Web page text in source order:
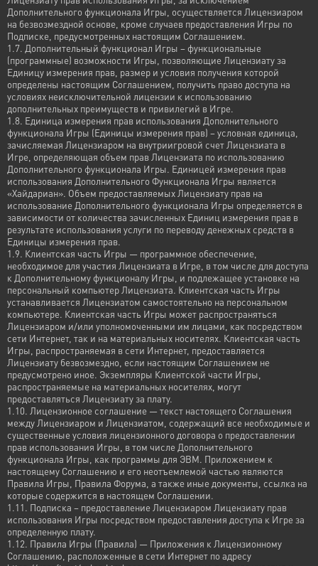
Дополнительного функционала Игры, осуществляется Лицензиаром
на безвозмездной основе, кроме случаев предоставления Игры по
Подписке, предусмотренных настоящим Соглашением.
1.7. Дополнительный функционал Игры – функциональные
(программные) возможности Игры, позволяющие Лицензиату за
Единицу измерения прав, размер и условия получения которой
определены настоящим Соглашением, получить право доступа на
условиях неисключительной лицензии к использованию
дополнительных преимуществ и привилегий в Игре.
1.8. Единица измерения прав использования Дополнительного
функционала Игры (Единицы измерения прав) – условная единица,
зачисляемая Лицензиаром на внутриигровой счет Лицензиата в
Игре, определяющая объем прав Лицензиата по использованию
Дополнительного функционала Игры. Единицей измерения прав
использования Дополнительного Функционала Игры является
«Хайдариан». Объем предоставляемых Лицензиату прав на
использование Дополнительного функционала Игры определяется в
зависимости от количества зачисленных Единиц измерения прав в
результате использования услуги по переводу денежных средств в
Единицы измерения прав.
1.9. Клиентская часть Игры — программное обеспечение,
необходимое для участия Лицензиата в Игре, в том числе для доступа
к Дополнительному функционалу Игры, и подлежащее установке на
персональный компьютер Лицензиата. Клиентская часть Игры
устанавливается Лицензиатом самостоятельно на персональном
компьютере. Клиентская часть Игры может распространяться
Лицензиаром и/или уполномоченными им лицами, как посредством
сети Интернет, так и на материальных носителях. Клиентская часть
Игры, распространяемая в сети Интернет, предоставляется
Лицензиату безвозмездно, если настоящим Соглашением не
предусмотрено иное. Экземпляры Клиентской части Игры,
распространяемые на материальных носителях, могут
предоставляться Лицензиату за плату.
1.10. Лицензионное соглашение — текст настоящего Соглашения
между Лицензиаром и Лицензиатом, содержащий все необходимые и
существенные условия лицензионного договора о предоставлении
прав использования Игры, в том числе Дополнительного
функционала Игры, как программы для ЭВМ. Приложением к
настоящему Соглашению и его неотъемлемой частью являются
Правила Игры, Правила Форума, а также иные документы, ссылка на
которые содержится в настоящем Соглашении.
1.11. Подписка – предоставление Лицензиаром Лицензиату прав
использования Игры посредством предоставления доступа к Игре за
определенную плату.
1.12. Правила Игры (Правила) — Приложения к Лицензионному
Соглашению, расположенные в сети Интернет по адресу